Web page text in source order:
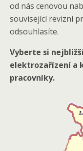
od nás cenovou
související revizní
odsouhlasíte.
Vyberte si
elektrozařízení a
pracovníky.